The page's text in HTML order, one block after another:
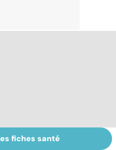
Tout savoir sur
fiches santé